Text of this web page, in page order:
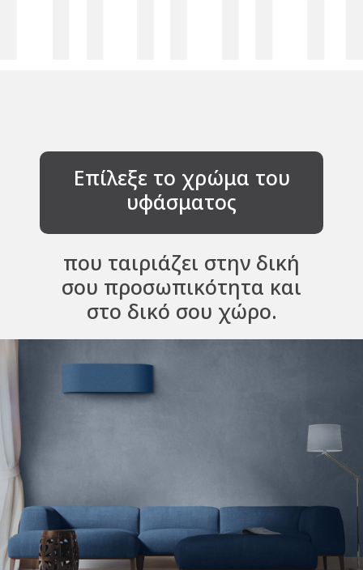
Επίλεξε το χρώμα του
υφάσματος
που ταιριάζει στην δική
σου προσωπικότητα και
στο δικό σου χώρο.